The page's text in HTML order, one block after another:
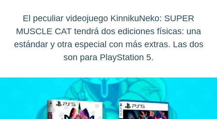
El peculiar videojuego KinnikuNeko: SUPER
MUSCLE CAT tendrá dos ediciones físicas: una
estándar y otra especial con más extras. Las dos
son para PlayStation 5.